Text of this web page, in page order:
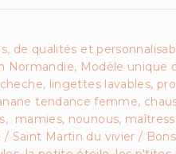
de qualités et
Normandie, Modèle unique
lingettes lavables,
tendance femme,
mamies, nounous,
Martin du vivier /